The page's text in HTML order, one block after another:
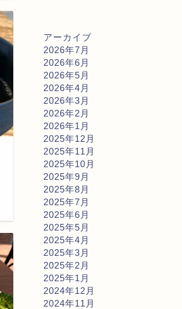
アーカイブ
2026年7月
2026年6月
2026年5月
2026年4月
2026年3月
2026年2月
2026年1月
2025年12月
2025年11月
2025年10月
2025年9月
2025年8月
2025年7月
2025年6月
2025年5月
2025年4月
2025年3月
2025年2月
2025年1月
2024年12月
2024年11月